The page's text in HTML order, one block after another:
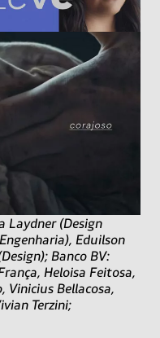
Laydner (Design
Eduilson
Banco BV:
Heloisa Feitosa,
Vinicius Bellacosa,
Terzini;